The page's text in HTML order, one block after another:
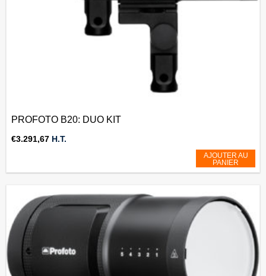
PROFOTO B20: DUO KIT
€3.291,67 H.T.
AJOUTER AU
PANIER